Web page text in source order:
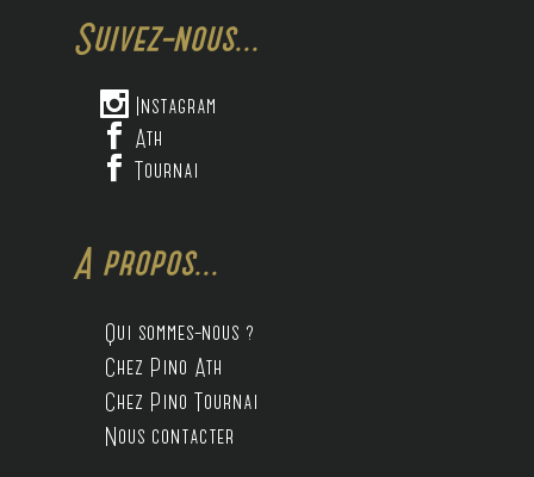
Suivez-nous...
 Instagram
 Ath
 Tournai
A propos...
Qui sommes-nous ?
Chez Pino Ath
Chez Pino Tournai
Nous contacter